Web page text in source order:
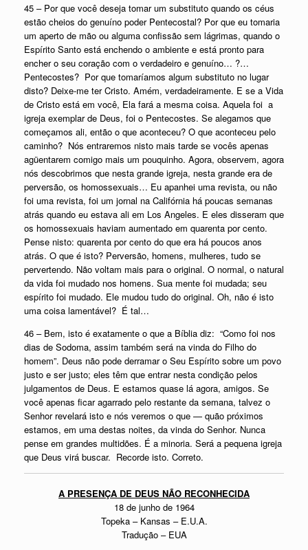
45 – Por que você deseja tomar um substituto quando os céus
estão cheios do genuíno poder Pentecostal? Por que eu tomaria
um aperto de mão ou alguma confissão sem lágrimas, quando o
Espírito Santo está enchendo o ambiente e está pronto para
encher o seu coração com o verdadeiro e genuíno… ?…
Pentecostes? Por que tomaríamos algum substituto no lugar
disto? Deixe-me ter Cristo. Amém, verdadeiramente. E se a Vida
de Cristo está em você, Ela fará a mesma coisa. Aquela foi a
igreja exemplar de Deus, foi o Pentecostes. Se alegamos que
começamos ali, então o que aconteceu? O que aconteceu pelo
caminho? Nós entraremos nisto mais tarde se vocês apenas
agüentarem comigo mais um pouquinho. Agora, observem, agora
nós descobrimos que nesta grande igreja, nesta grande era de
perversão, os homossexuais… Eu apanhei uma revista, ou não
foi uma revista, foi um jornal na Califórnia há poucas semanas
atrás quando eu estava ali em Los Angeles. E eles disseram que
os homossexuais haviam aumentado em quarenta por cento.
Pense nisto: quarenta por cento do que era há poucos anos
atrás. O que é isto? Perversão, homens, mulheres, tudo se
pervertendo. Não voltam mais para o original. O normal, o natural
da vida foi mudado nos homens. Sua mente foi mudada; seu
espírito foi mudado. Ele mudou tudo do original. Oh, não é isto
uma coisa lamentável? É tal…
46 – Bem, isto é exatamente o que a Bíblia diz: “Como foi nos
dias de Sodoma, assim também será na vinda do Filho do
homem”. Deus não pode derramar o Seu Espírito sobre um povo
justo e ser justo; eles têm que entrar nesta condição pelos
julgamentos de Deus. E estamos quase lá agora, amigos. Se
você apenas ficar agarrado pelo restante da semana, talvez o
Senhor revelará isto e nós veremos o que — quão próximos
estamos, em uma destas noites, da vinda do Senhor. Nunca
pense em grandes multidões. É a minoria. Será a pequena igreja
que Deus virá buscar. Recorde isto. Correto.
A PRESENÇA DE DEUS NÃO RECONHECIDA
18 de junho de 1964
Topeka – Kansas – E.U.A.
Tradução – EUA